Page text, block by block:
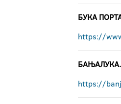
БУКА
https://
https://